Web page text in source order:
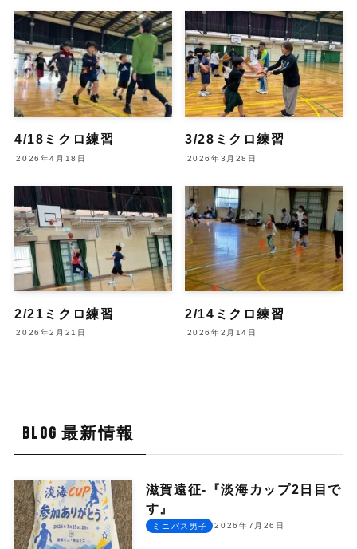
4/18ミクロ練習
2026年4月18日
3/28ミクロ練習
2026年3月28日
2/21ミクロ練習
2026年2月21日
2/14ミクロ練習
2026年2月14日
BLOG 最新情報
滋賀遠征-『淡海カップ2日目で
す』
2026年7月26日
ミニバス男子